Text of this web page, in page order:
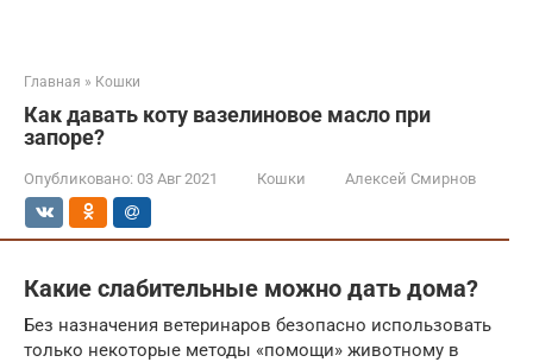
Главная » Кошки
Как давать коту вазелиновое масло при
запоре?
Опубликовано: 03 Авг 2021 Кошки Алексей Смирнов
Какие слабительные можно дать дома?
Без назначения ветеринаров безопасно использовать
только некоторые методы «помощи» животному в